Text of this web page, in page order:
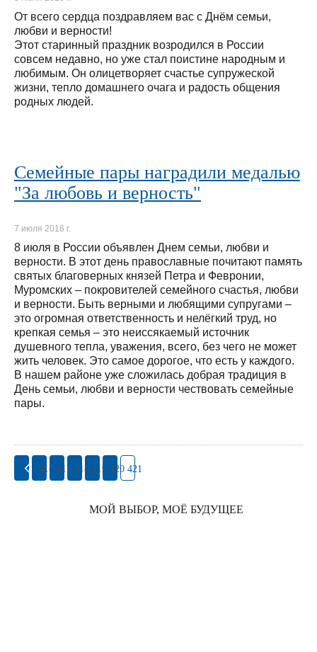
От всего сердца поздравляем вас с Днём семьи,
любви и верности!
Этот старинный праздник возродился в России
совсем недавно, но уже стал поистине народным и
любимым. Он олицетворяет счастье супружеской
жизни, тепло домашнего очага и радость общения
родных людей.
Семейные пары наградили медалью
"За любовь и верность"
7 июля 2016 г.
8 июля в России объявлен Днем семьи, любви и
верности. В этот день православные почитают память
святых благоверных князей Петра и Февронии,
Муромских – покровителей семейного счастья, любви
и верности. Быть верными и любящими супругами –
это огромная ответственность и нелёгкий труд, но
крепкая семья – это неиссякаемый источник
душевного тепла, уважения, всего, без чего не может
жить человек. Это самое дорогое, что есть у каждого.
В нашем районе уже сложилась добрая традиция в
День семьи, любви и верности чествовать семейные
пары.
416 417 418 419 420 421
МОЙ ВЫБОР, МОЁ БУДУЩЕЕ